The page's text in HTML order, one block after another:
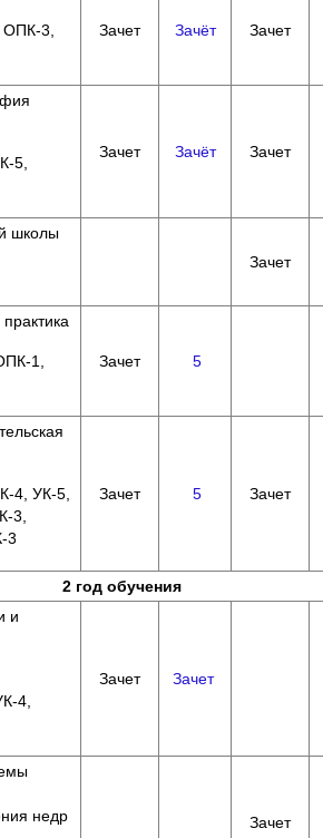
3,
Зачет Зачёт Зачет
5,
Зачет Зачёт Зачет
школы
Зачет
1,
Зачет 5
4, УК-5,
3,
3
Зачет 5 Зачет
2 год обучения
и
4,
Зачет Зачет
недр
Зачет